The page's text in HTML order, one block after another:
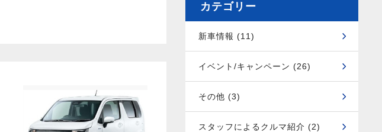
カテゴリー
新車情報 (11)
イベント/キャンペーン (26)
その他 (3)
スタッフによるクルマ紹介 (2)